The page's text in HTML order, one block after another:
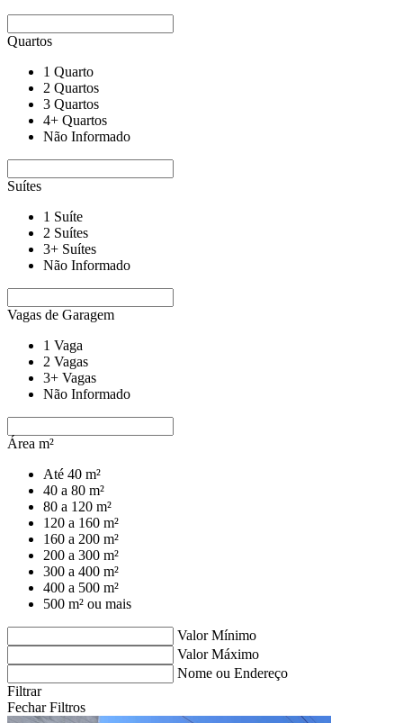
Quartos
1 Quarto
2 Quartos
3 Quartos
4+ Quartos
Não Informado
Suítes
1 Suíte
2 Suítes
3+ Suítes
Não Informado
Vagas de Garagem
1 Vaga
2 Vagas
3+ Vagas
Não Informado
Área m²
Até 40 m²
40 a 80 m²
80 a 120 m²
120 a 160 m²
160 a 200 m²
200 a 300 m²
300 a 400 m²
400 a 500 m²
500 m² ou mais
Valor Mínimo
Valor Máximo
Nome ou Endereço
Filtrar
Fechar Filtros